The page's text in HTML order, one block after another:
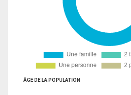
ÂGE DE LA POPULATION